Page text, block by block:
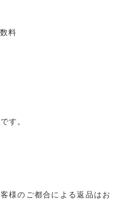
料
す。
様のご都合による返品はお